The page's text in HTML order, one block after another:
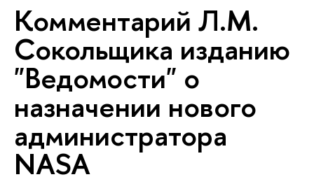
Комментарий Л.М.
Сокольщика изданию
"Ведомости" о
назначении нового
администратора
NASA